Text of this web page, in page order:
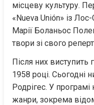
місцеву культуру.
«Nueva Unión» із
Марії Боланьос
твори зі свого
Після них виступить
1958 році. Сьогодні
Родрігес. У програмі
жанри, зокрема